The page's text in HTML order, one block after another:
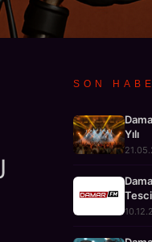
SON
Yılı